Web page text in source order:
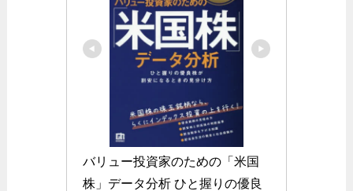
バリュー投資家のための「米国
株」データ分析 ひと握りの優良